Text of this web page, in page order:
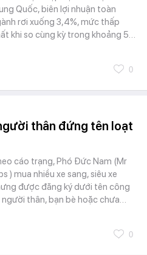
Quốc, biên lợi nhuận toàn
rơi xuống 3,4%, mức thấp
khi so cùng kỳ trong khoảng 5…
0
thân đứng tên loạt
cáo trạng, Phó Đức Nam (Mr
) mua nhiều xe sang, siêu xe
được đăng ký dưới tên công
người thân, bạn bè hoặc chưa…
0